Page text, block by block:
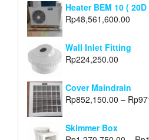
Heater BEM 10 ( 20D
Rp48,561,600.00
Wall Inlet Fitting
Rp224,250.00
Cover Maindrain
Rp852,150.00 – Rp
Skimmer Box